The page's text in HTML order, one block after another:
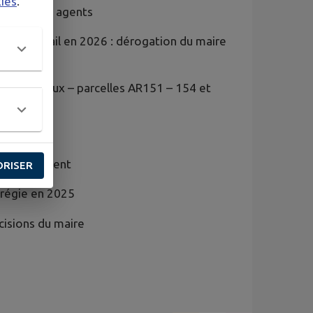
des agents
de détail en 2026 : dérogation du maire
de réseaux – parcelles AR151 – 154 et
en 2025
du maire